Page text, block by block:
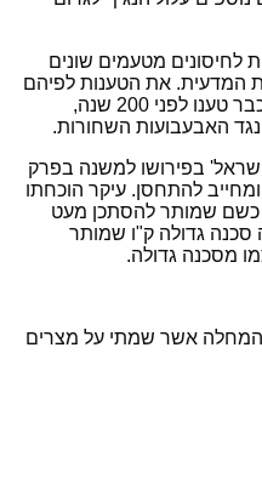
לחיסונים מטעמים שונים
המדעית. את הטענות לפיהם
החיסונים יותר מסוכנים מהמחלה כבר טענו לפני 200 שנה,
האבעבועות השחורות.
בפירושו למשנה בפרק
להתחסן. עיקר הוכחתו
כשם שמותר להסתכן מעט
גדולה ק"ו שמותר
מסכנה גדולה.
המחלה אשר שמתי על מצרים